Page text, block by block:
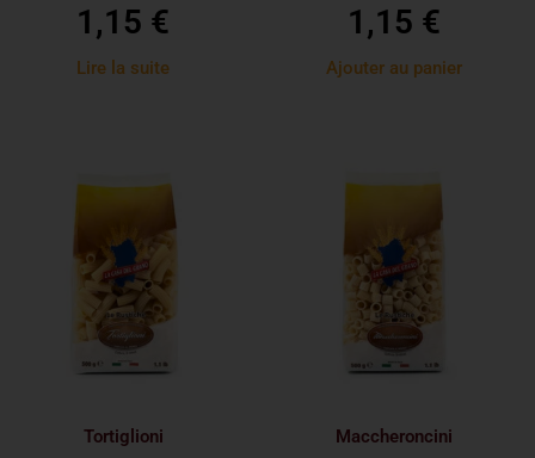
1,15 €
Lire la suite
1,15 €
Ajouter au panier
Tortiglioni Maccheroncini